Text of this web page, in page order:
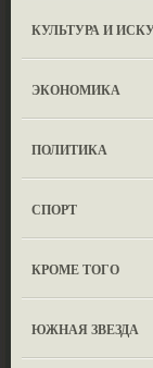
КУЛЬТУРА И
ЭКОНОМИКА
ПОЛИТИКА
СПОРТ
КРОМЕ ТОГО
ЮЖНАЯ ЗВЕЗДА